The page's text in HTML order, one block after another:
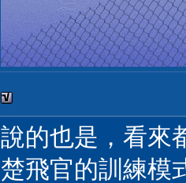
說的也是，看來
楚飛官的訓練模